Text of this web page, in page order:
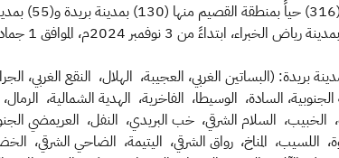
حياً
بريدة: (البساتين الغربي، العجيبة، الهلال، النقع الغربي،
الجنوبية، السادة، الوسيطا، الفاخرية، الهدية الشمالية،
الخبيب، السلام الشرقي، خب البريدي، النفل، العريمضي
اللسيب، المناخ، رواق الشرقي، اليتيمة، الضاحي الشرقي،